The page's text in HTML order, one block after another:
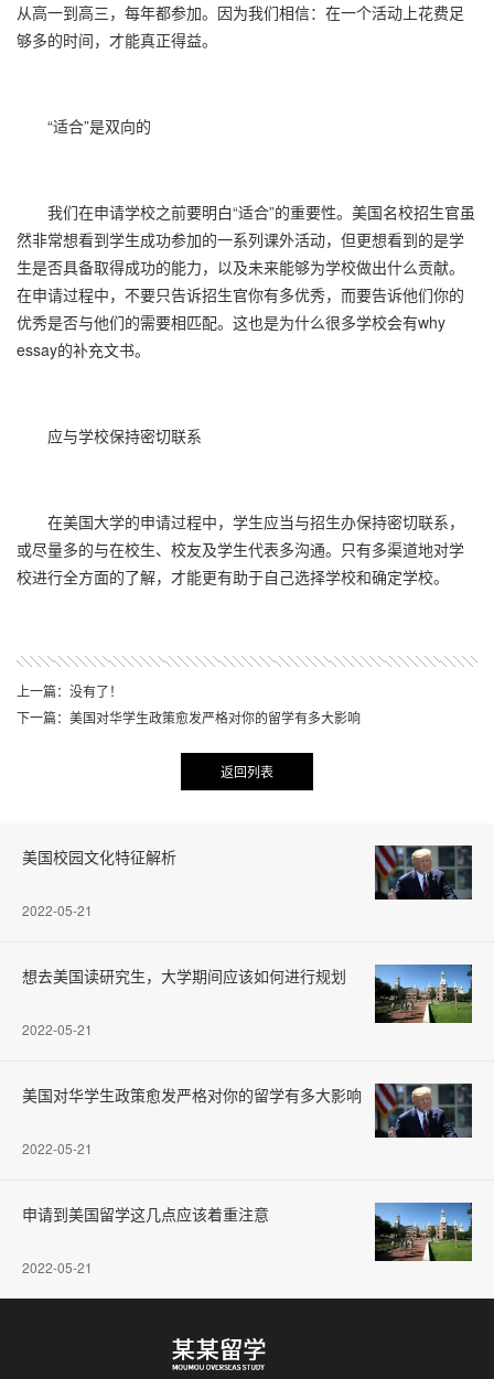
从高一到高三，每年都参加。因为我们相信：在一个活动上花费足
够多的时间，才能真正得益。
“适合”是双向的
我们在申请学校之前要明白“适合”的重要性。美国名校招生官虽
然非常想看到学生成功参加的一系列课外活动，但更想看到的是学
生是否具备取得成功的能力，以及未来能够为学校做出什么贡献。
在申请过程中，不要只告诉招生官你有多优秀，而要告诉他们你的
优秀是否与他们的需要相匹配。这也是为什么很多学校会有why
essay的补充文书。
应与学校保持密切联系
在美国大学的申请过程中，学生应当与招生办保持密切联系，
或尽量多的与在校生、校友及学生代表多沟通。只有多渠道地对学
校进行全方面的了解，才能更有助于自己选择学校和确定学校。
上一篇：没有了！
下一篇：美国对华学生政策愈发严格对你的留学有多大影响
返回列表
美国校园文化特征解析
2022-05-21
想去美国读研究生，大学期间应该如何进行规划
2022-05-21
美国对华学生政策愈发严格对你的留学有多大影响
2022-05-21
申请到美国留学这几点应该着重注意
2022-05-21